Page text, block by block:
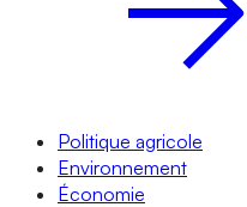
Politique agricole
Environnement
Économie